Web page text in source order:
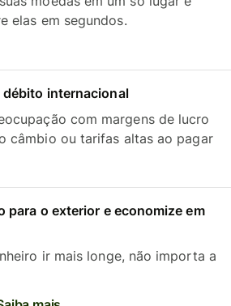
elas em segundos.
débito internacional
com margens de lucro
câmbio ou tarifas altas ao pagar
para o exterior e economize em
ir mais longe, não importa a